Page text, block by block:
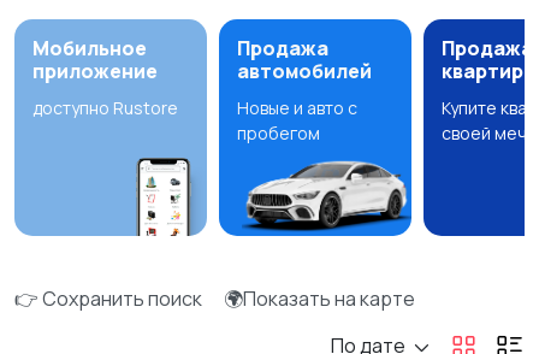
Мобильное
приложение
доступно Rustore
Продажа
автомобилей
Новые и авто с
пробегом
Продажа
квартир
Купите
своей
👉 Сохранить поиск
🌍Показать на карте
По дате